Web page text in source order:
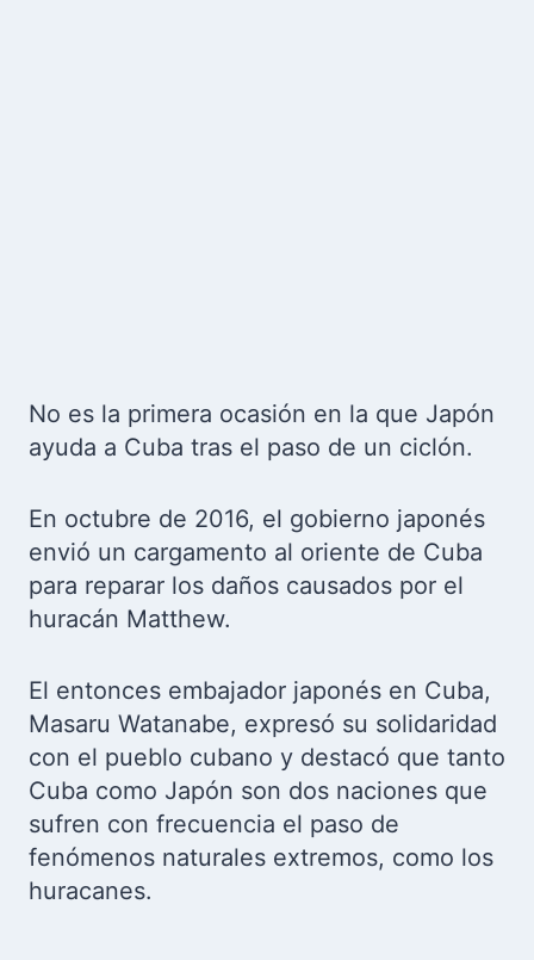
No es la primera ocasión en la que Japón
ayuda a Cuba tras el paso de un ciclón.
En octubre de 2016, el gobierno japonés
envió un cargamento al oriente de Cuba
para reparar los daños causados por el
huracán Matthew.
El entonces embajador japonés en Cuba,
Masaru Watanabe, expresó su solidaridad
con el pueblo cubano y destacó que tanto
Cuba como Japón son dos naciones que
sufren con frecuencia el paso de
fenómenos naturales extremos, como los
huracanes.